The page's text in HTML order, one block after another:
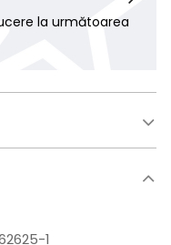
la următoarea
1